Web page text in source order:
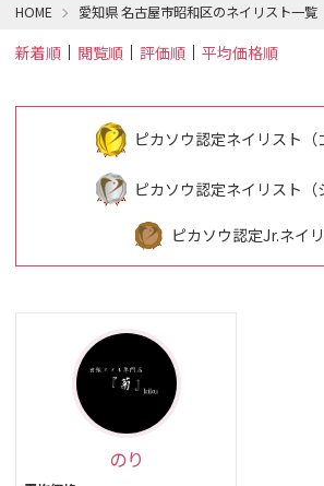
HOME 愛知県 名古屋市昭和区のネイリスト一覧
新着順 閲覧順 評価順 平均価格順
ピカソウ認定ネイリスト（
ピカソウ認定ネイリスト（
ピカソウ認定Jr.ネイ
のり